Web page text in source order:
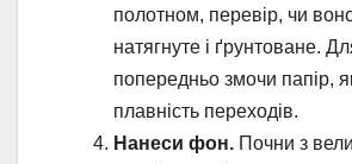
полотном, перевір, чи
натягнуте і ґрунтоване.
попередньо змочи папір,
плавність переходів.
Нанеси фон. Почни з